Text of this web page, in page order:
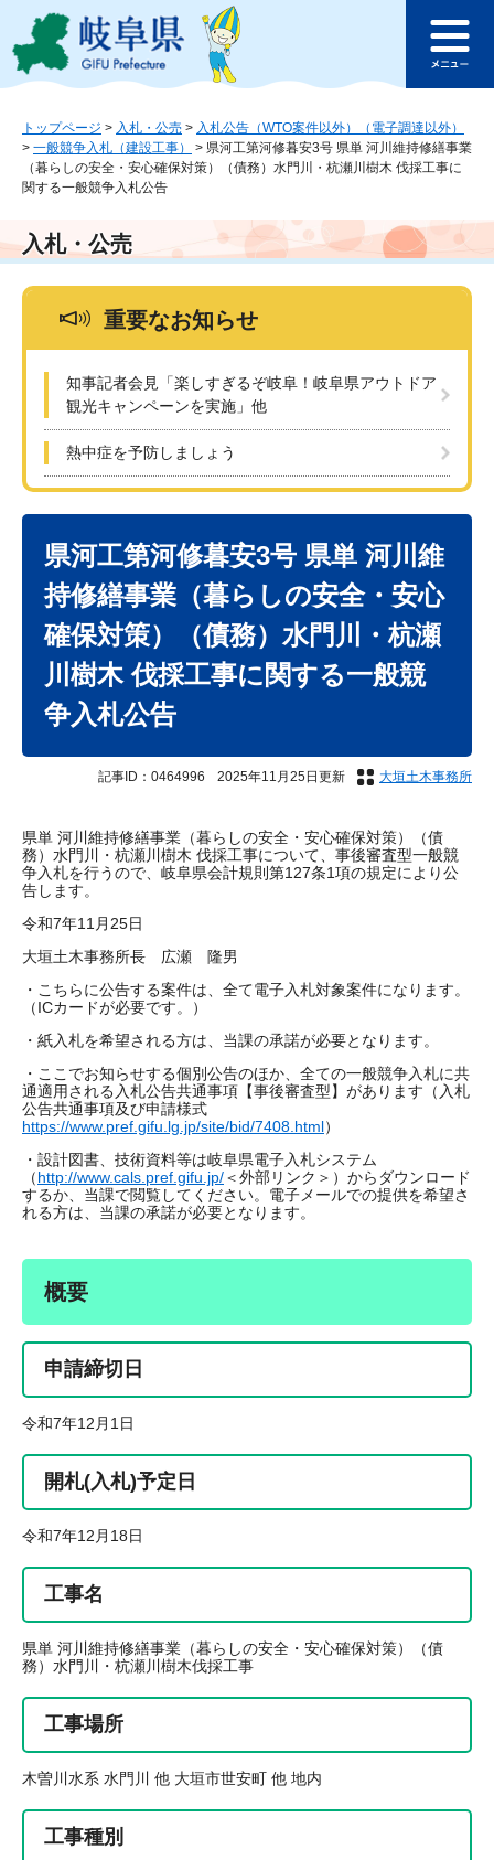
ジ
ュ
文
へ
このページの本文へ
ュ
トップページ > 入札・公売 > 入札公告（WTO案件以外）（電子調達以外）
> 一般競争入札（建設工事） > 県河工第河修暮安3号 県単 河川維持修繕事業
（暮らしの安全・安心確保対策）（債務）水門川・杭瀬川樹木 伐採工事に
関する一般競争入札公告
入札・公売
重要なお知らせ
知事記者会見「楽しすぎるぞ岐阜！岐阜県アウトドア
観光キャンペーンを実施」他
熱中症を予防しましょう
県河工第河修暮安3号 県単 河川維
持修繕事業（暮らしの安全・安心
確保対策）（債務）水門川・杭瀬
川樹木 伐採工事に関する一般競
争入札公告
記事ID：0464996 2025年11月25日更新 大垣土木事務所
県単 河川維持修繕事業（暮らしの安全・安心確保対策）（債
務）水門川・杭瀬川樹木 伐採工事について、事後審査型一般競
争入札を行うので、岐阜県会計規則第127条1項の規定により公
告します。
令和7年11月25日
大垣土木事務所長 広瀬 隆男
・こちらに公告する案件は、全て電子入札対象案件になります。
（ICカードが必要です。）
・紙入札を希望される方は、当課の承諾が必要となります。
・ここでお知らせする個別公告のほか、全ての一般競争入札に共
通適用される入札公告共通事項【事後審査型】があります（入札
公告共通事項及び申請様式
https://www.pref.gifu.lg.jp/site/bid/7408.html）
・設計図書、技術資料等は岐阜県電子入札システム
（http://www.cals.pref.gifu.jp/＜外部リンク＞ ）からダウンロード
するか、当課で閲覧してください。電子メールでの提供を希望さ
れる方は、当課の承諾が必要となります。
概要
申請締切日
令和7年12月1日
開札(入札)予定日
令和7年12月18日
工事名
県単 河川維持修繕事業（暮らしの安全・安心確保対策）（債
務）水門川・杭瀬川樹木伐採工事
工事場所
木曽川水系 水門川 他 大垣市世安町 他 地内
工事種別